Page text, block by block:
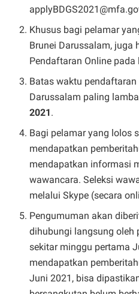
Khusus bagi pelamar
Brunei Darussalam, juga
Pendaftaran Online pada
Batas waktu pendaftaran
Darussalam paling
2021.
Bagi pelamar yang lolos
mendapatkan
mendapatkan informasi
wawancara. Seleksi
melalui Skype (secara
Pengumuman akan
dihubungi langsung oleh
sekitar minggu pertama
mendapatkan
Juni 2021, bisa